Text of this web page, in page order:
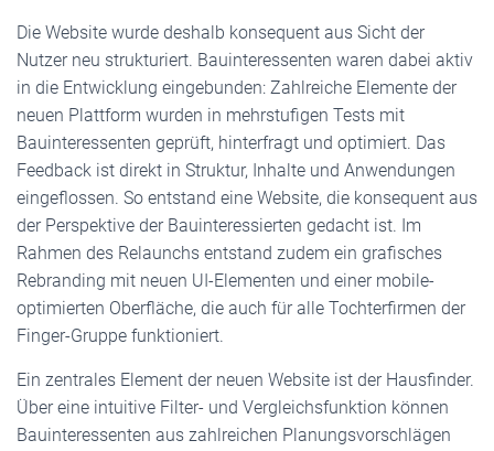
Die Website wurde deshalb konsequent aus Sicht der
Nutzer neu strukturiert. Bauinteressenten waren dabei aktiv
in die Entwicklung eingebunden: Zahlreiche Elemente der
neuen Plattform wurden in mehrstufigen Tests mit
Bauinteressenten geprüft, hinterfragt und optimiert. Das
Feedback ist direkt in Struktur, Inhalte und Anwendungen
eingeflossen. So entstand eine Website, die konsequent aus
der Perspektive der Bauinteressierten gedacht ist. Im
Rahmen des Relaunchs entstand zudem ein grafisches
Rebranding mit neuen UI-Elementen und einer mobile-
optimierten Oberfläche, die auch für alle Tochterfirmen der
Finger-Gruppe funktioniert.
Ein zentrales Element der neuen Website ist der Hausfinder.
Über eine intuitive Filter- und Vergleichsfunktion können
Bauinteressenten aus zahlreichen Planungsvorschlägen